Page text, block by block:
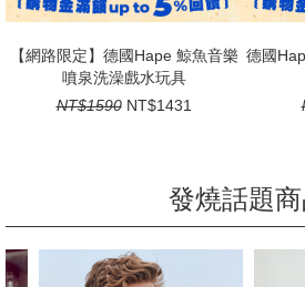
【網路限定】德國Hape 鯨魚音樂
噴泉洗澡戲水玩具
NT$1590 NT$1431
德國
發燒話題